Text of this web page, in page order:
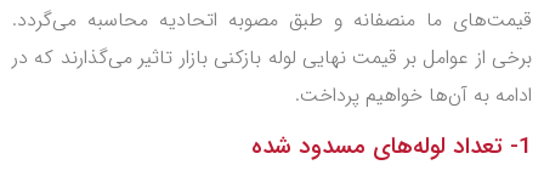
قیمت‌های ما منصفانه و طبق مصوبه اتحادیه محاسبه می‌گردد.
برخی از عوامل بر قیمت نهایی لوله بازکنی بازار تاثیر می‌گذارند که در
ادامه به آن‌ها خواهیم پرداخت.
1- تعداد لوله‌های مسدود شده